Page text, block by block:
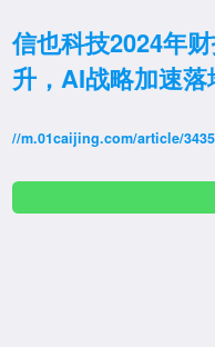
信也科技2024年
升，AI战略加速落
//m.01caijing.com/article/